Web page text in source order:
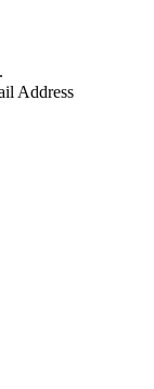
Address